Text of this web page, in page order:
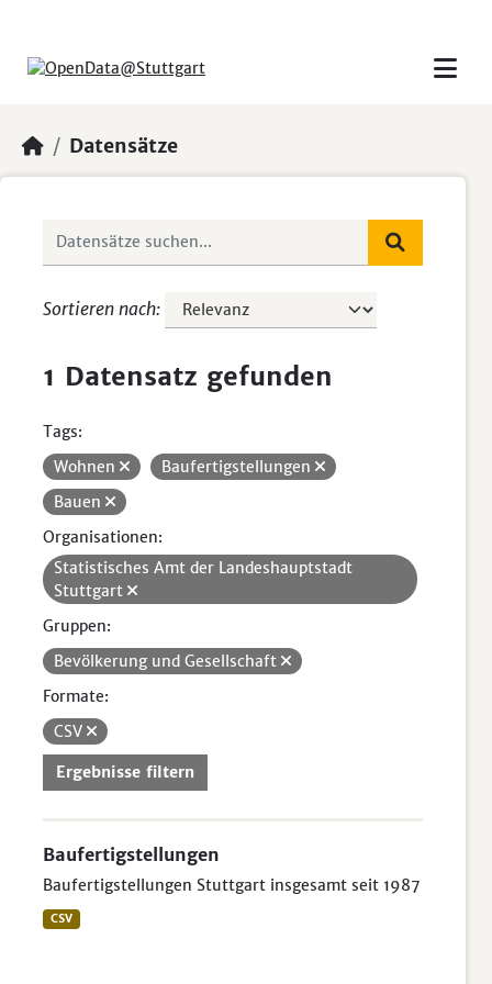
Datensätze
Sortieren nach
1 Datensatz gefunden
Tags:
Wohnen
Baufertigstellungen
Bauen
Organisationen:
Statistisches Amt der Landeshauptstadt
Stuttgart
Gruppen:
Bevölkerung und Gesellschaft
Formate:
CSV
Ergebnisse filtern
Baufertigstellungen
Baufertigstellungen Stuttgart insgesamt seit 1987
CSV